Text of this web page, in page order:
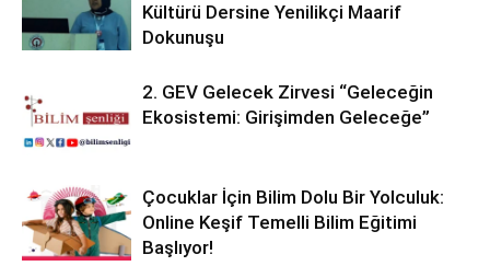
Kültürü Dersine Yenilikçi Maarif
Dokunuşu
2. GEV Gelecek Zirvesi “Geleceğin
Ekosistemi: Girişimden Geleceğe”
Çocuklar İçin Bilim Dolu Bir Yolculuk:
Online Keşif Temelli Bilim Eğitimi
Başlıyor!